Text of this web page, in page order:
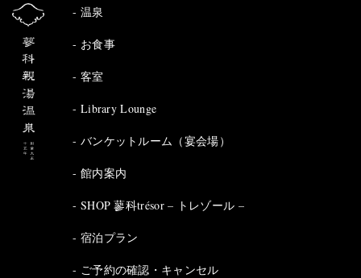
温泉
お食事
客室
Library Lounge
バンケットルーム（宴会場）
館内案内
SHOP 蓼科trésor – トレゾール –
宿泊プラン
ご予約の確認・キャンセル